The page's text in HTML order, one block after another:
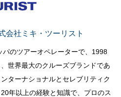
社ミキ・ツーリスト
のツアーオペレーターで、1998
世界最大のクルーズブランドであ
ターナショナルとセレブリティク
年以上の経験と知識で、プロのス